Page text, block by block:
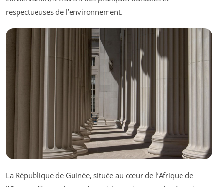
respectueuses de l’environnement.
La République de Guinée, située au cœur de l’Afrique de